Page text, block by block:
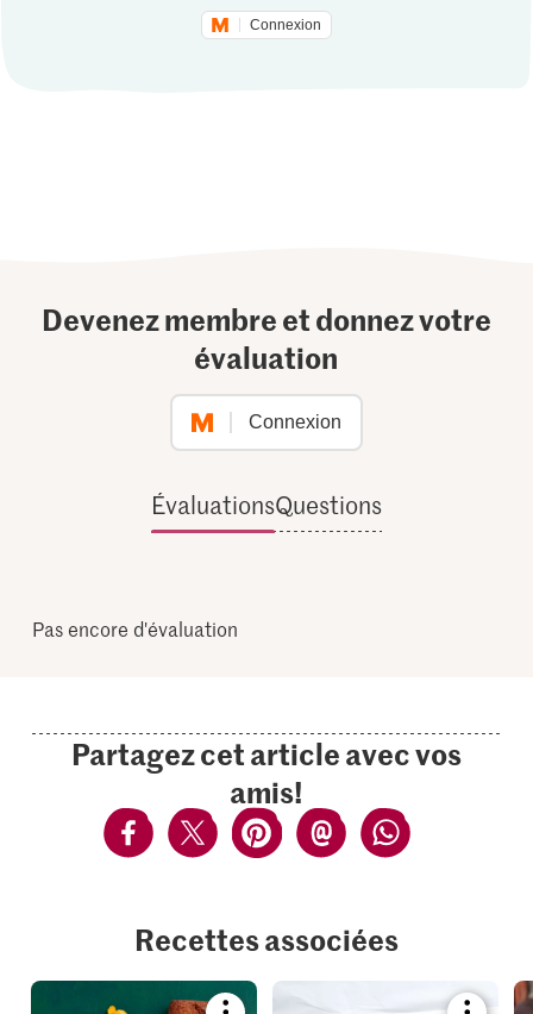
Connexion
Devenez membre et donnez votre
évaluation
Connexion
ÉvaluationsQuestions
Pas encore d'évaluation
Partagez cet article avec vos
amis!
Recettes associées